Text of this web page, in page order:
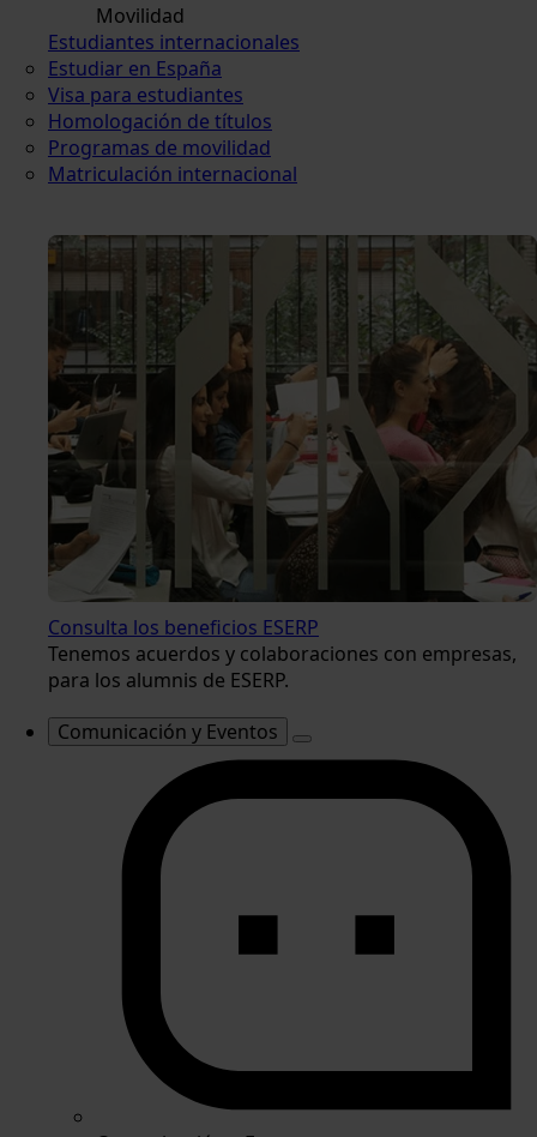
Movilidad
Estudiantes internacionales
Estudiar en España
Visa para estudiantes
Homologación de títulos
Programas de movilidad
Matriculación internacional
Consulta los beneficios ESERP
Tenemos acuerdos y colaboraciones con empresas,
para los alumnis de ESERP.
Comunicación y Eventos